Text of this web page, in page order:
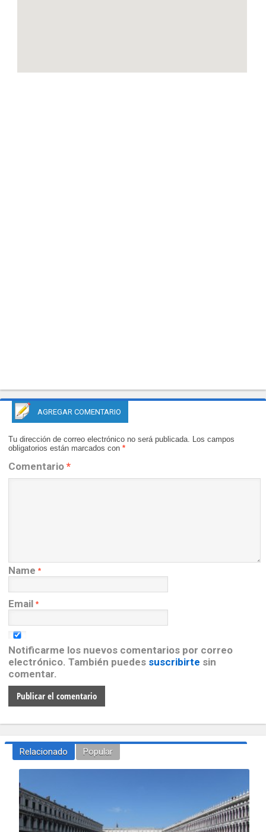
AGREGAR COMENTARIO
Tu dirección de correo electrónico no será publicada. Los campos
obligatorios están marcados con *
Comentario *
Name *
Email *
Notificarme los nuevos comentarios por correo
electrónico. También puedes suscribirte sin
comentar.
Relacionado Popular